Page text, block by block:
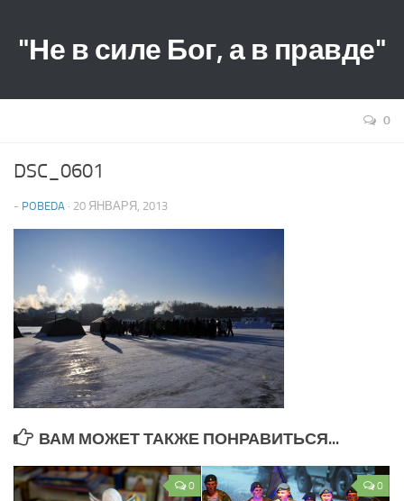
"Не в силе Бог, а в правде"
0
DSC_0601
- POBEDA · 20 ЯНВАРЯ, 2013
ВАМ МОЖЕТ ТАКЖЕ ПОНРАВИТЬСЯ...
0 0